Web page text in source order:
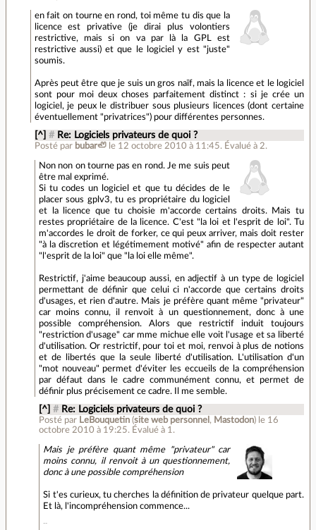
en fait on tourne en rond, toi même tu dis que la
licence est privative (je dirai plus volontiers
restrictive, mais si on va par là la GPL est
restrictive aussi) et que le logiciel y est "juste"
soumis.
Après peut être que je suis un gros naïf, mais la licence et le logiciel
sont pour moi deux choses parfaitement distinct : si je crée un
logiciel, je peux le distribuer sous plusieurs licences (dont certaine
éventuellement "privatrices") pour différentes personnes.
[^] # Re: Logiciels privateurs de quoi ?
Posté par bubar🦥 le 12 octobre 2010 à 11:45. Évalué à 2.
Non non on tourne pas en rond. Je me suis peut
être mal exprimé.
Si tu codes un logiciel et que tu décides de le
placer sous gplv3, tu es propriétaire du logiciel
et la licence que tu choisie m'accorde certains droits. Mais tu
restes propriétaire de la licence. C'est "la loi et l'esprit de loi". Tu
m'accordes le droit de forker, ce qui peux arriver, mais doit rester
"à la discretion et légétimement motivé" afin de respecter autant
"l'esprit de la loi" que "la loi elle même".
Restrictif, j'aime beaucoup aussi, en adjectif à un type de logiciel
permettant de définir que celui ci n'accorde que certains droits
d'usages, et rien d'autre. Mais je préfère quant même "privateur"
car moins connu, il renvoit à un questionnement, donc à une
possible compréhension. Alors que restrictif induit toujours
"restriction d'usage" car mme michue elle voit l'usage et sa liberté
d'utilisation. Or restrictif, pour toi et moi, renvoi à plus de notions
et de libertés que la seule liberté d'utilisation. L'utilisation d'un
"mot nouveau" permet d'éviter les eccueils de la compréhension
par défaut dans le cadre communément connu, et permet de
définir plus précisement ce cadre. Il me semble.
[^] # Re: Logiciels privateurs de quoi ?
Posté par LeBouquetin (site web personnel , Mastodon) le 16
octobre 2010 à 19:25. Évalué à 1 .
Mais je préfère quant même "privateur" car
moins connu, il renvoit à un questionnement,
donc à une possible compréhension
Si t'es curieux, tu cherches la définition de privateur quelque part.
Et là, l'incompréhension commence...